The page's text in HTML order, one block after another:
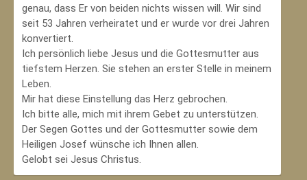
genau, dass Er von beiden nichts wissen will. Wir sind
seit 53 Jahren verheiratet und er wurde vor drei Jahren
konvertiert.
Ich persönlich liebe Jesus und die Gottesmutter aus
tiefstem Herzen. Sie stehen an erster Stelle in meinem
Leben.
Mir hat diese Einstellung das Herz gebrochen.
Ich bitte alle, mich mit ihrem Gebet zu unterstützen.
Der Segen Gottes und der Gottesmutter sowie dem
Heiligen Josef wünsche ich Ihnen allen.
Gelobt sei Jesus Christus.